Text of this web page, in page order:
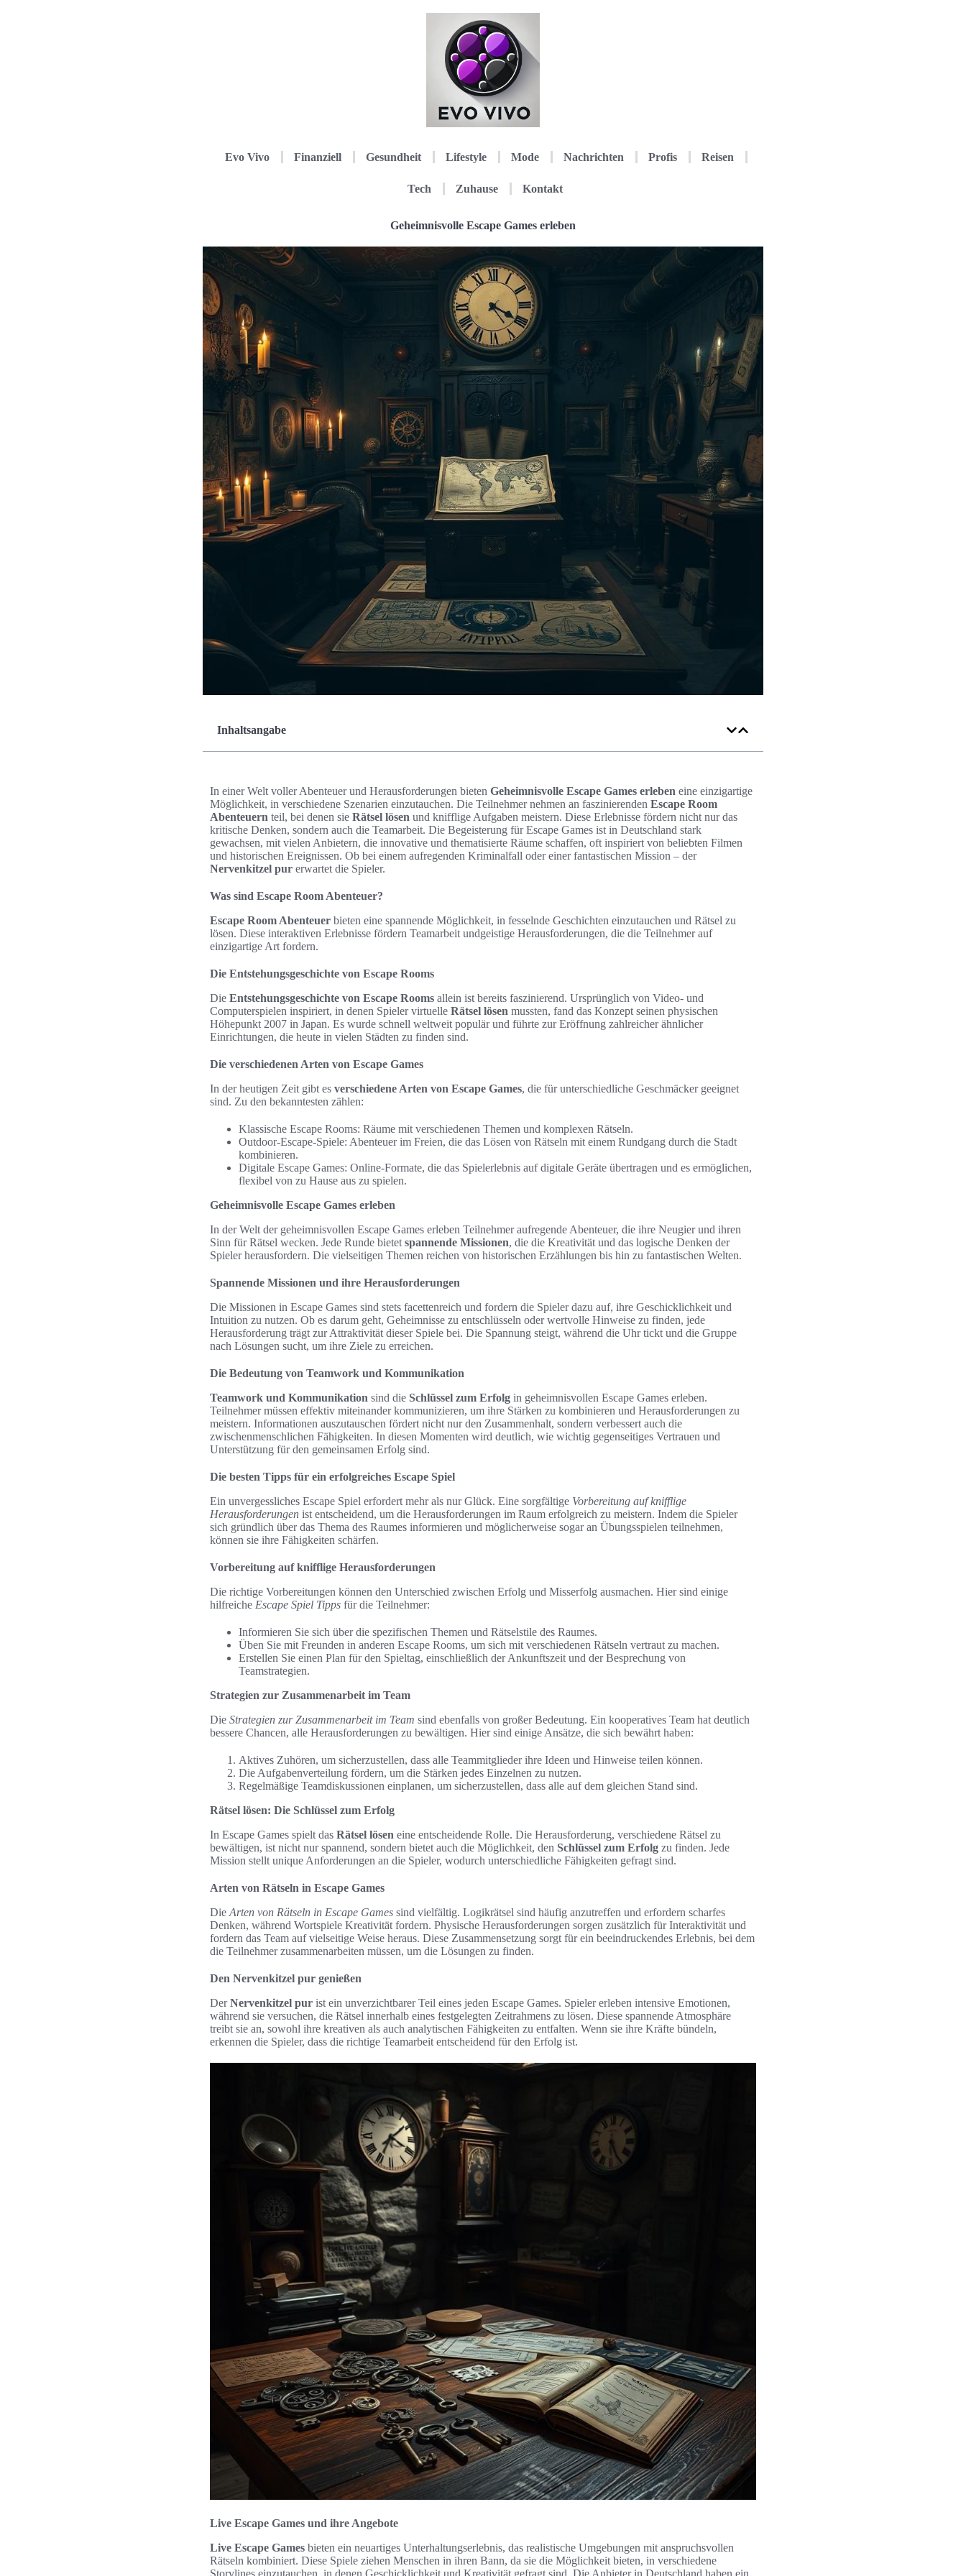
Evo Vivo Finanziell Gesundheit Lifestyle Mode Nachrichten Profis Reisen
Tech Zuhause Kontakt
Geheimnisvolle Escape Games erleben
Inhaltsangabe
In einer Welt voller Abenteuer und Herausforderungen bieten Geheimnisvolle Escape Games erleben eine einzigartige
Möglichkeit, in verschiedene Szenarien einzutauchen. Die Teilnehmer nehmen an faszinierenden Escape Room
Abenteuern teil, bei denen sie Rätsel lösen und knifflige Aufgaben meistern. Diese Erlebnisse fördern nicht nur das
kritische Denken, sondern auch die Teamarbeit. Die Begeisterung für Escape Games ist in Deutschland stark
gewachsen, mit vielen Anbietern, die innovative und thematisierte Räume schaffen, oft inspiriert von beliebten Filmen
und historischen Ereignissen. Ob bei einem aufregenden Kriminalfall oder einer fantastischen Mission – der
Nervenkitzel pur erwartet die Spieler.
Was sind Escape Room Abenteuer?
Escape Room Abenteuer bieten eine spannende Möglichkeit, in fesselnde Geschichten einzutauchen und Rätsel zu
lösen. Diese interaktiven Erlebnisse fördern Teamarbeit undgeistige Herausforderungen, die die Teilnehmer auf
einzigartige Art fordern.
Die Entstehungsgeschichte von Escape Rooms
Die Entstehungsgeschichte von Escape Rooms allein ist bereits faszinierend. Ursprünglich von Video- und
Computerspielen inspiriert, in denen Spieler virtuelle Rätsel lösen mussten, fand das Konzept seinen physischen
Höhepunkt 2007 in Japan. Es wurde schnell weltweit populär und führte zur Eröffnung zahlreicher ähnlicher
Einrichtungen, die heute in vielen Städten zu finden sind.
Die verschiedenen Arten von Escape Games
In der heutigen Zeit gibt es verschiedene Arten von Escape Games, die für unterschiedliche Geschmäcker geeignet
sind. Zu den bekanntesten zählen:
Klassische Escape Rooms: Räume mit verschiedenen Themen und komplexen Rätseln.
Outdoor-Escape-Spiele: Abenteuer im Freien, die das Lösen von Rätseln mit einem Rundgang durch die Stadt
kombinieren.
Digitale Escape Games: Online-Formate, die das Spielerlebnis auf digitale Geräte übertragen und es ermöglichen,
flexibel von zu Hause aus zu spielen.
Geheimnisvolle Escape Games erleben
In der Welt der geheimnisvollen Escape Games erleben Teilnehmer aufregende Abenteuer, die ihre Neugier und ihren
Sinn für Rätsel wecken. Jede Runde bietet spannende Missionen, die die Kreativität und das logische Denken der
Spieler herausfordern. Die vielseitigen Themen reichen von historischen Erzählungen bis hin zu fantastischen Welten.
Spannende Missionen und ihre Herausforderungen
Die Missionen in Escape Games sind stets facettenreich und fordern die Spieler dazu auf, ihre Geschicklichkeit und
Intuition zu nutzen. Ob es darum geht, Geheimnisse zu entschlüsseln oder wertvolle Hinweise zu finden, jede
Herausforderung trägt zur Attraktivität dieser Spiele bei. Die Spannung steigt, während die Uhr tickt und die Gruppe
nach Lösungen sucht, um ihre Ziele zu erreichen.
Die Bedeutung von Teamwork und Kommunikation
Teamwork und Kommunikation sind die Schlüssel zum Erfolg in geheimnisvollen Escape Games erleben.
Teilnehmer müssen effektiv miteinander kommunizieren, um ihre Stärken zu kombinieren und Herausforderungen zu
meistern. Informationen auszutauschen fördert nicht nur den Zusammenhalt, sondern verbessert auch die
zwischenmenschlichen Fähigkeiten. In diesen Momenten wird deutlich, wie wichtig gegenseitiges Vertrauen und
Unterstützung für den gemeinsamen Erfolg sind.
Die besten Tipps für ein erfolgreiches Escape Spiel
Ein unvergessliches Escape Spiel erfordert mehr als nur Glück. Eine sorgfältige Vorbereitung auf knifflige
Herausforderungen ist entscheidend, um die Herausforderungen im Raum erfolgreich zu meistern. Indem die Spieler
sich gründlich über das Thema des Raumes informieren und möglicherweise sogar an Übungsspielen teilnehmen,
können sie ihre Fähigkeiten schärfen.
Vorbereitung auf knifflige Herausforderungen
Die richtige Vorbereitungen können den Unterschied zwischen Erfolg und Misserfolg ausmachen. Hier sind einige
hilfreiche Escape Spiel Tipps für die Teilnehmer:
Informieren Sie sich über die spezifischen Themen und Rätselstile des Raumes.
Üben Sie mit Freunden in anderen Escape Rooms, um sich mit verschiedenen Rätseln vertraut zu machen.
Erstellen Sie einen Plan für den Spieltag, einschließlich der Ankunftszeit und der Besprechung von
Teamstrategien.
Strategien zur Zusammenarbeit im Team
Die Strategien zur Zusammenarbeit im Team sind ebenfalls von großer Bedeutung. Ein kooperatives Team hat deutlich
bessere Chancen, alle Herausforderungen zu bewältigen. Hier sind einige Ansätze, die sich bewährt haben:
Aktives Zuhören, um sicherzustellen, dass alle Teammitglieder ihre Ideen und Hinweise teilen können.
Die Aufgabenverteilung fördern, um die Stärken jedes Einzelnen zu nutzen.
Regelmäßige Teamdiskussionen einplanen, um sicherzustellen, dass alle auf dem gleichen Stand sind.
Rätsel lösen: Die Schlüssel zum Erfolg
In Escape Games spielt das Rätsel lösen eine entscheidende Rolle. Die Herausforderung, verschiedene Rätsel zu
bewältigen, ist nicht nur spannend, sondern bietet auch die Möglichkeit, den Schlüssel zum Erfolg zu finden. Jede
Mission stellt unique Anforderungen an die Spieler, wodurch unterschiedliche Fähigkeiten gefragt sind.
Arten von Rätseln in Escape Games
Die Arten von Rätseln in Escape Games sind vielfältig. Logikrätsel sind häufig anzutreffen und erfordern scharfes
Denken, während Wortspiele Kreativität fordern. Physische Herausforderungen sorgen zusätzlich für Interaktivität und
fordern das Team auf vielseitige Weise heraus. Diese Zusammensetzung sorgt für ein beeindruckendes Erlebnis, bei dem
die Teilnehmer zusammenarbeiten müssen, um die Lösungen zu finden.
Den Nervenkitzel pur genießen
DerNervenkitzel pur ist ein unverzichtbarer Teil eines jeden Escape Games. Spieler erleben intensive Emotionen,
während sie versuchen, die Rätsel innerhalb eines festgelegten Zeitrahmens zu lösen. Diese spannende Atmosphäre
treibt sie an, sowohl ihre kreativen als auch analytischen Fähigkeiten zu entfalten. Wenn sie ihre Kräfte bündeln,
erkennen die Spieler, dass die richtige Teamarbeit entscheidend für den Erfolg ist.
Live Escape Games und ihre Angebote
Live Escape Games bieten ein neuartiges Unterhaltungserlebnis, das realistische Umgebungen mit anspruchsvollen
Rätseln kombiniert. Diese Spiele ziehen Menschen in ihren Bann, da sie die Möglichkeit bieten, in verschiedene
Storylines einzutauchen, in denen Geschicklichkeit und Kreativität gefragt sind. Die Anbieter in Deutschland haben ein